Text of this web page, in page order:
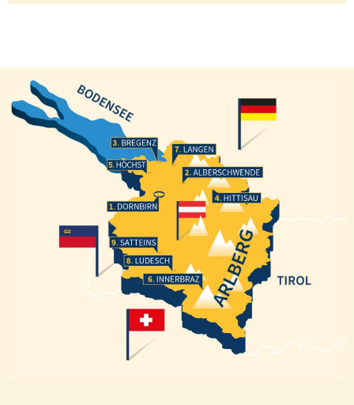
Dornbirn
Bregenz
Langen
Ludesch
Innerbraz
Alberschwende
Höchst